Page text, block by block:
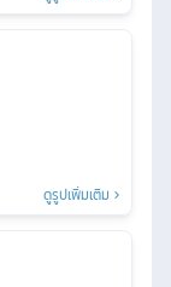
ดูรูปเพิ่มเติม